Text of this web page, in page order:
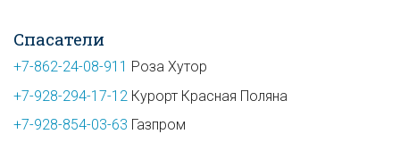
Спасатели
+7-862-24-08-911 Роза Хутор
+7-928-294-17-12 Курорт Красная Поляна
+7-928-854-03-63 Газпром